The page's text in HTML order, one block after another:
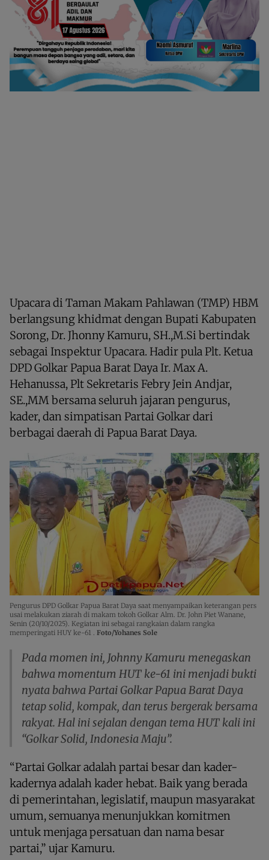
Upacara di Taman Makam Pahlawan (TMP) HBM
berlangsung khidmat dengan Bupati Kabupaten
Sorong, Dr. Jhonny Kamuru, SH.,M.Si bertindak
sebagai Inspektur Upacara. Hadir pula Plt. Ketua
DPD Golkar Papua Barat Daya Ir. Max A.
Hehanussa, Plt Sekretaris Febry Jein Andjar,
SE.,MM bersama seluruh jajaran pengurus,
kader, dan simpatisan Partai Golkar dari
berbagai daerah di Papua Barat Daya.
Pengurus DPD Golkar Papua Barat Daya saat menyampaikan keterangan pers
usai melakukan ziarah di makam tokoh Golkar Alm. Dr. John Piet Wanane,
Senin (20/10/2025). Kegiatan ini sebagai rangkaian dalam rangka
memperingati HUY ke-61 . Foto/Yohanes Sole
Pada momen ini, Johnny Kamuru menegaskan
bahwa momentum HUT ke-61 ini menjadi bukti
nyata bahwa Partai Golkar Papua Barat Daya
tetap solid, kompak, dan terus bergerak bersama
rakyat. Hal ini sejalan dengan tema HUT kali ini
“Golkar Solid, Indonesia Maju”.
“Partai Golkar adalah partai besar dan kader-
kadernya adalah kader hebat. Baik yang berada
di pemerintahan, legislatif, maupun masyarakat
umum, semuanya menunjukkan komitmen
untuk menjaga persatuan dan nama besar
partai,” ujar Kamuru.